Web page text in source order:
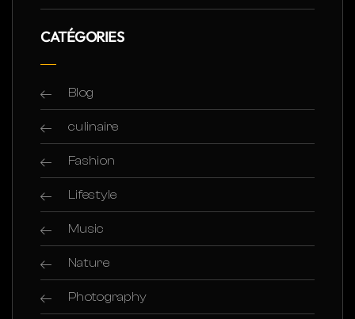
CATÉGORIES
Blog
culinaire
Fashion
Lifestyle
Music
Nature
Photography